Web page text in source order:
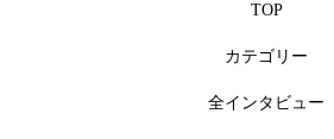
TOP
カテゴリー
全インタビュー